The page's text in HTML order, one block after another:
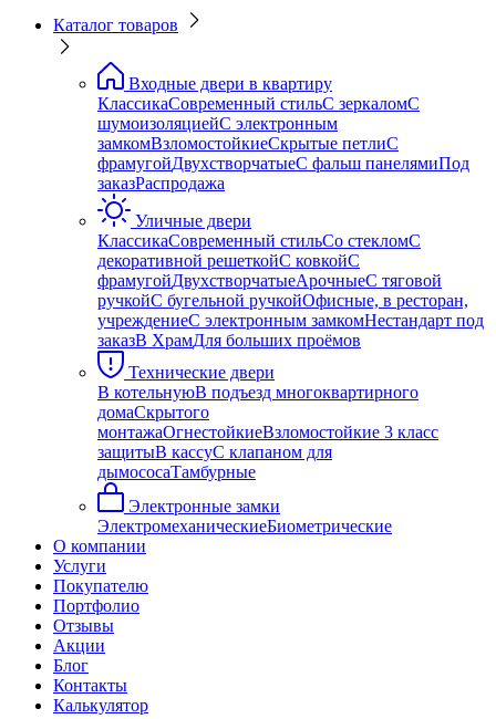
Каталог товаров
Входные двери в квартиру
КлассикаСовременный стильС зеркаломС
шумоизоляциейС электронным
замкомВзломостойкиеСкрытые петлиС
фрамугойДвухстворчатыеС фальш панелямиПод
заказРаспродажа
Уличные двери
КлассикаСовременный стильСо стекломС
декоративной решеткойС ковкойС
фрамугойДвухстворчатыеАрочныеС тяговой
ручкойС бугельной ручкойОфисные, в ресторан,
учреждениеС электронным замкомНестандарт под
заказВ ХрамДля больших проёмов
Технические двери
В котельнуюВ подъезд многоквартирного
домаСкрытого
монтажаОгнестойкиеВзломостойкие 3 класс
защитыВ кассуС клапаном для
дымососаТамбурные
Электронные замки
ЭлектромеханическиеБиометрические
О компании
Услуги
Покупателю
Портфолио
Отзывы
Акции
Блог
Контакты
Калькулятор